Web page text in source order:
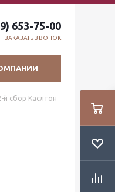
653-75-00
ЗАКАЗАТЬ ЗВОНОК
й сбор Каслтон